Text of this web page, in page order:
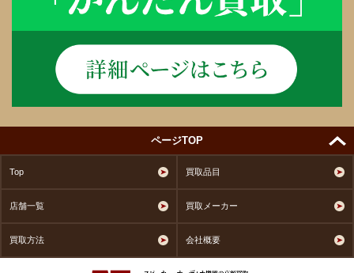
ページTOP
Top 買取品目
店舗一覧 買取メーカー
買取方法 会社概要